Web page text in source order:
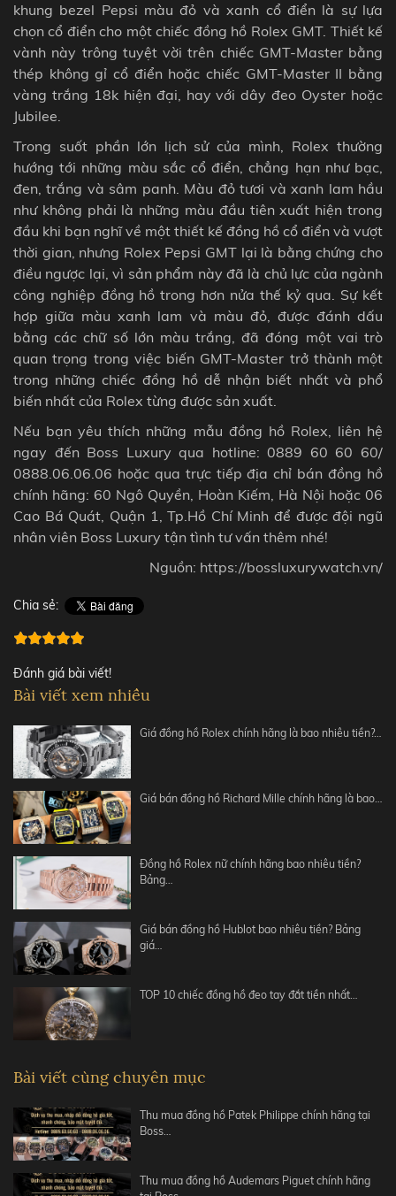
khung bezel Pepsi màu đỏ và xanh cổ điển là sự lựa
chọn cổ điển cho một chiếc đồng hồ Rolex GMT. Thiết kế
vành này trông tuyệt vời trên chiếc GMT-Master bằng
thép không gỉ cổ điển hoặc chiếc GMT-Master II bằng
vàng trắng 18k hiện đại, hay với dây đeo Oyster hoặc
Jubilee.
Trong suốt phần lớn lịch sử của mình, Rolex thường
hướng tới những màu sắc cổ điển, chẳng hạn như bạc,
đen, trắng và sâm panh. Màu đỏ tươi và xanh lam hầu
như không phải là những màu đầu tiên xuất hiện trong
đầu khi bạn nghĩ về một thiết kế đồng hồ cổ điển và vượt
thời gian, nhưng Rolex Pepsi GMT lại là bằng chứng cho
điều ngược lại, vì sản phẩm này đã là chủ lực của ngành
công nghiệp đồng hồ trong hơn nửa thế kỷ qua. Sự kết
hợp giữa màu xanh lam và màu đỏ, được đánh dấu
bằng các chữ số lớn màu trắng, đã đóng một vai trò
quan trọng trong việc biến GMT-Master trở thành một
trong những chiếc đồng hồ dễ nhận biết nhất và phổ
biến nhất của Rolex từng được sản xuất.
Nếu bạn yêu thích những mẫu đồng hồ Rolex, liên hệ
ngay đến Boss Luxury qua hotline: 0889 60 60 60/
0888.06.06.06 hoặc qua trực tiếp địa chỉ bán đồng hồ
chính hãng: 60 Ngô Quyền, Hoàn Kiếm, Hà Nội hoặc 06
Cao Bá Quát, Quận 1, Tp.Hồ Chí Minh để được đội ngũ
nhân viên Boss Luxury tận tình tư vấn thêm nhé!
Nguồn: https://bossluxurywatch.vn/
Chia sẻ:
Đánh giá bài viết!
Bài viết xem nhiều
Giá đồng hồ Rolex chính hãng là bao nhiêu tiền?…
Giá bán đồng hồ Richard Mille chính hãng là bao…
Đồng hồ Rolex nữ chính hãng bao nhiêu tiền?
Bảng…
Giá bán đồng hồ Hublot bao nhiêu tiền? Bảng
giá…
TOP 10 chiếc đồng hồ đeo tay đắt tiền nhất…
Bài viết cùng chuyên mục
Thu mua đồng hồ Patek Philippe chính hãng tại
Boss…
Thu mua đồng hồ Audemars Piguet chính hãng